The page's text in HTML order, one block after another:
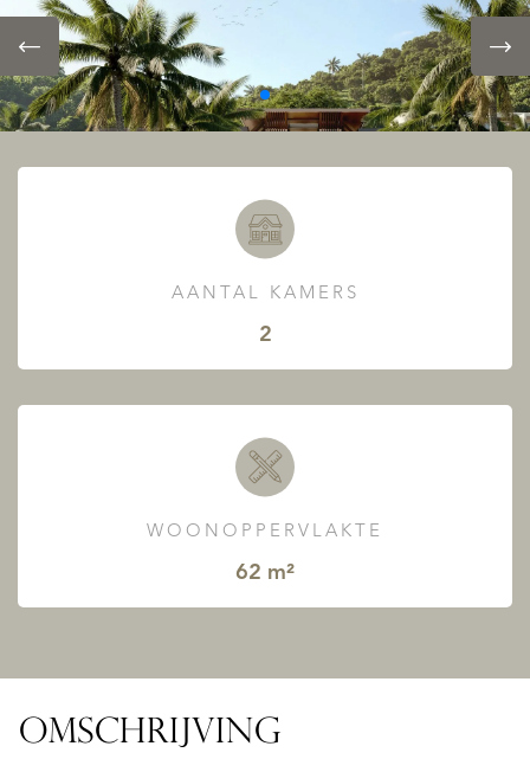
AANTAL KAMERS
2
WOONOPPERVLAKTE
62 m²
OMSCHRIJVING